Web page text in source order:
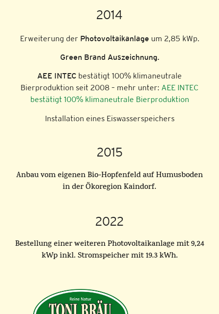
2014
Erweiterung der Photovoltaikanlage um 2,85 kWp.
Green Brand Auszeichnung.
AEE INTEC bestätigt 100% klimaneutrale
Bierproduktion seit 2008 – mehr unter: AEE INTEC
bestätigt 100% klimaneutrale Bierproduktion
Installation eines Eiswasserspeichers
2015
Anbau vom eigenen Bio-Hopfenfeld auf Humusboden
in der Ökoregion Kaindorf.
2022
Bestellung einer weiteren Photovoltaikanlage mit 9,24
kWp inkl. Stromspeicher mit 19.3 kWh.